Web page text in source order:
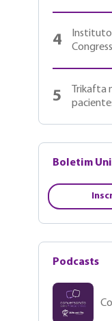
4
5
Trikafta
Boletim
Podcasts